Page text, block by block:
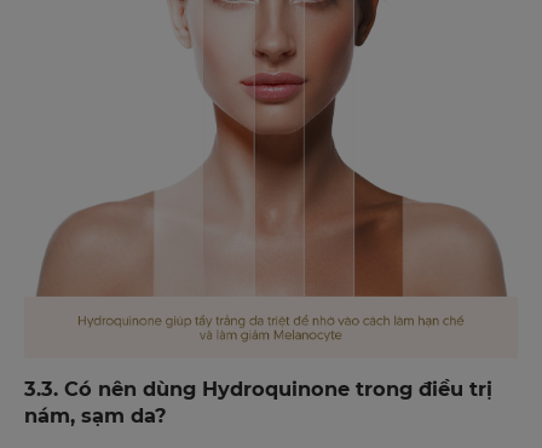
3.3. Có nên dùng Hydroquinone trong điều trị
nám, sạm da?